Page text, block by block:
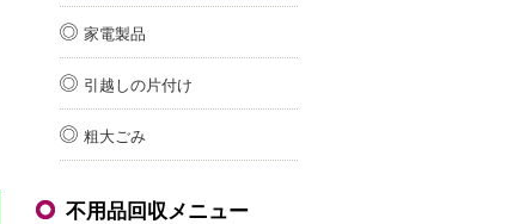
家電製品
引越しの片付け
粗大ごみ
不用品回収メニュー